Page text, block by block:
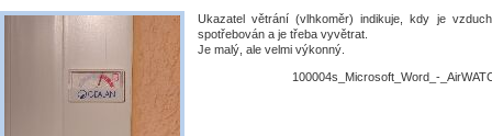
Ukazatel větrání (vlhkoměr) indikuje, kdy je
spotřebován a je třeba vyvětrat.
Je malý, ale velmi výkonný.
100004s_Microsoft_Word_-